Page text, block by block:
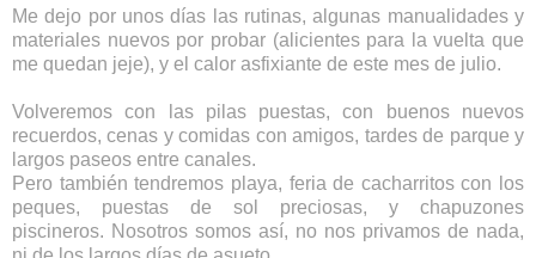
Me dejo por unos días las rutinas, algunas manualidades y
materiales nuevos por probar (alicientes para la vuelta que
me quedan jeje), y el calor asfixiante de este mes de julio.
Volveremos con las pilas puestas, con buenos nuevos
recuerdos, cenas y comidas con amigos, tardes de parque y
largos paseos entre canales.
Pero también tendremos playa, feria de cacharritos con los
peques, puestas de sol preciosas, y chapuzones
piscineros. Nosotros somos así, no nos privamos de nada,